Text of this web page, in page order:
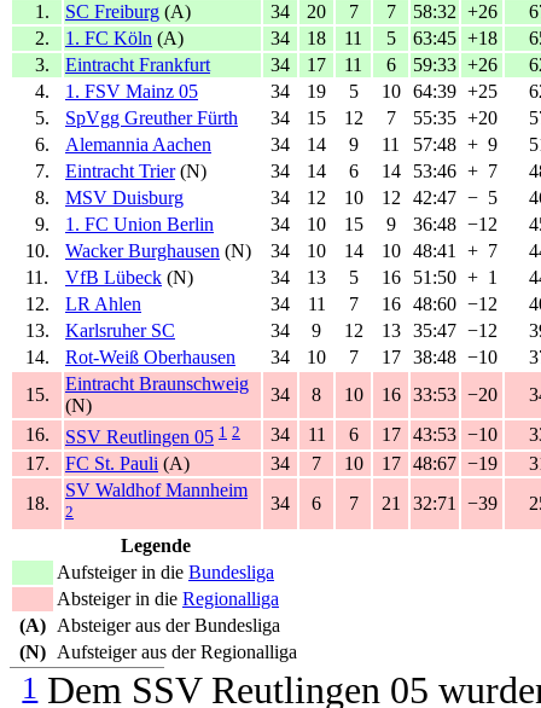
1.
SC Freiburg (A) 34 20 7 7 58:32 +26
2.
1. FC Köln (A) 34 18 11 5 63:45 +18
3.
Eintracht Frankfurt 34 17 11 6 59:33 +26
4.
1. FSV Mainz 05 34 19 5 10 64:39 +25
5.
SpVgg Greuther Fürth 34 15 12 7 55:35 +20
6.
Alemannia Aachen 34 14 9 11 57:48 + 9
7.
Eintracht Trier(N) 34 14 6 14 53:46 + 7
8.
MSV Duisburg 34 12 10 12 42:47 − 5
9.
1. FC Union Berlin 34 10 15 9 36:48 −12
10.
Wacker Burghausen (N) 34 10 14 10 48:41 + 7
11.
VfB Lübeck (N) 34 13 5 16 51:50 + 1
12.
LR Ahlen 34 11 7 16 48:60 −12
13.
Karlsruher SC 34 9 12 13 35:47 −12
14.
Rot-Weiß Oberhausen 34 10 7 17 38:48 −10
15.
Eintracht Braunschweig
(N)
34 8 10 16 33:53 −20
16.
SSV Reutlingen 05 1 2 34 11 6 17 43:53 −10
17.
FC St. Pauli (A) 34 7 10 17 48:67 −19
18.
SV Waldhof Mannheim
2 34 6 7 21 32:71 −39
Legende
Aufsteiger in die Bundesliga
Absteiger in die Regionalliga
(A) Absteiger aus der Bundesliga
(N) Aufsteiger aus der Regionalliga
1Dem SSV Reutlingen 05